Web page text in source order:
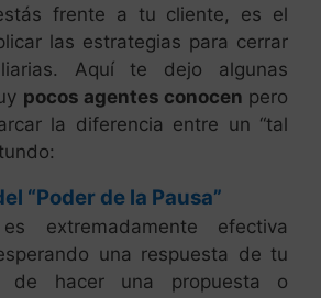
frente a tu cliente, es el
las estrategias para cerrar
Aquí te dejo algunas
pocos agentes conocen pero
la diferencia entre un “tal
“Poder de la Pausa”
extremadamente efectiva
una respuesta de tu
de hacer una propuesta o